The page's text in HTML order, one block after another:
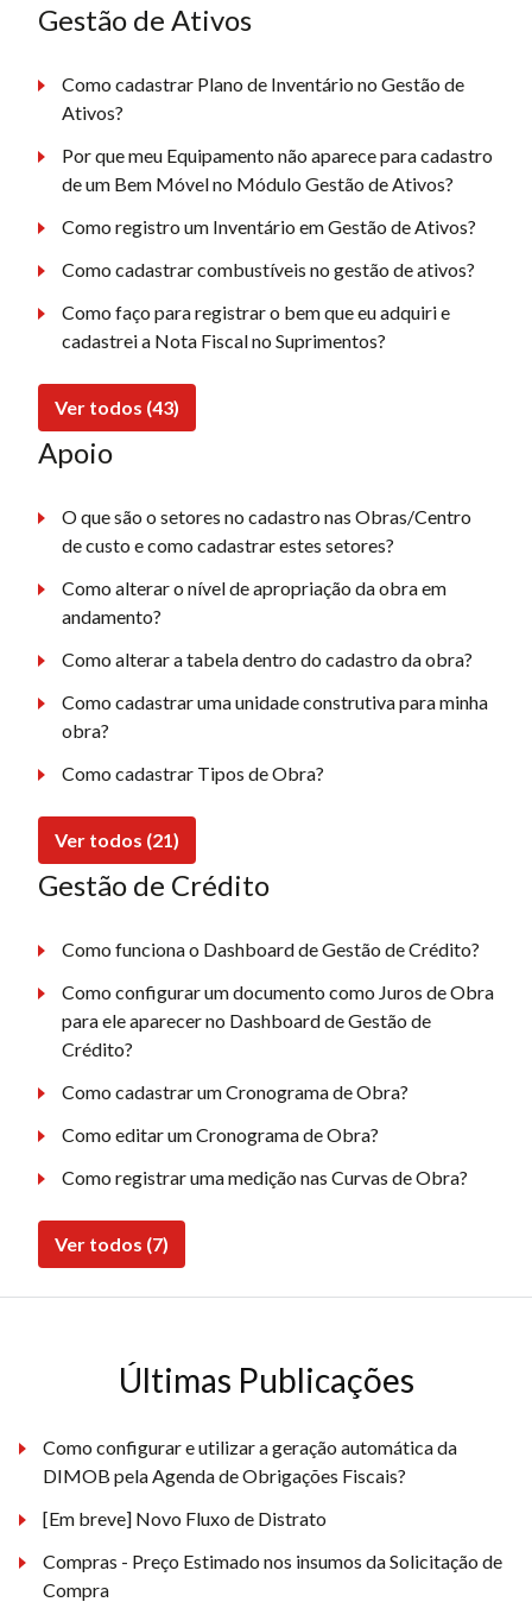
Gestão de Ativos
Como cadastrar Plano de Inventário no Gestão de
Ativos?
Por que meu Equipamento não aparece para cadastro
de um Bem Móvel no Módulo Gestão de Ativos?
Como registro um Inventário em Gestão de Ativos?
Como cadastrar combustíveis no gestão de ativos?
Como faço para registrar o bem que eu adquiri e
cadastrei a Nota Fiscal no Suprimentos?
Ver todos (43)
Apoio
O que são o setores no cadastro nas Obras/Centro
de custo e como cadastrar estes setores?
Como alterar o nível de apropriação da obra em
andamento?
Como alterar a tabela dentro do cadastro da obra?
Como cadastrar uma unidade construtiva para minha
obra?
Como cadastrar Tipos de Obra?
Ver todos (21)
Gestão de Crédito
Como funciona o Dashboard de Gestão de Crédito?
Como configurar um documento como Juros de Obra
para ele aparecer no Dashboard de Gestão de
Crédito?
Como cadastrar um Cronograma de Obra?
Como editar um Cronograma de Obra?
Como registrar uma medição nas Curvas de Obra?
Ver todos (7)
Últimas Publicações
Como configurar e utilizar a geração automática da
DIMOB pela Agenda de Obrigações Fiscais?
[Em breve] Novo Fluxo de Distrato
Compras - Preço Estimado nos insumos da Solicitação de
Compra